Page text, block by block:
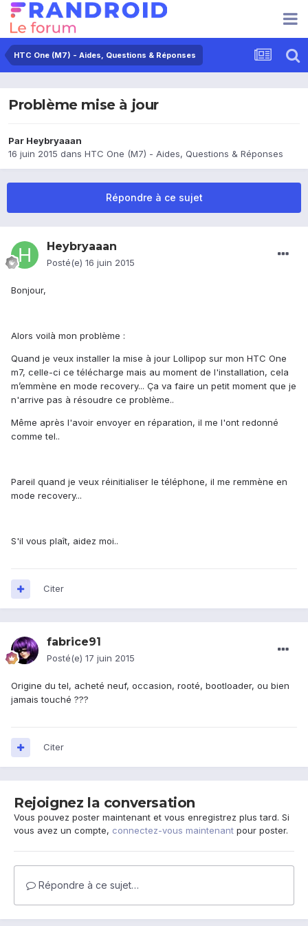
HTC One (M7) - Aides, Questions & Réponses
Problème mise à jour
Par Heybryaaan
16 juin 2015 dans HTC One (M7) - Aides, Questions & Réponses
Répondre à ce sujet
Heybryaaan
Posté(e) 16 juin 2015
Bonjour,
Alors voilà mon problème :
Quand je veux installer la mise à jour Lollipop sur mon HTC One
m7, celle-ci ce télécharge mais au moment de l'installation, cela
m’emmène en mode recovery... Ça va faire un petit moment que je
n'arrive pas à résoudre ce problème..
Même après l'avoir envoyer en réparation, il me l'ont redonné
comme tel..
Pareil quand je veux réinitialiser le téléphone, il me remmène en
mode recovery...
S'il vous plaît, aidez moi..
Citer
fabrice91
Posté(e) 17 juin 2015
Origine du tel, acheté neuf, occasion, rooté, bootloader, ou bien
jamais touché ???
Citer
Rejoignez la conversation
Vous pouvez poster maintenant et vous enregistrez plus tard. Si
vous avez un compte, connectez-vous maintenant pour poster.
Répondre à ce sujet…